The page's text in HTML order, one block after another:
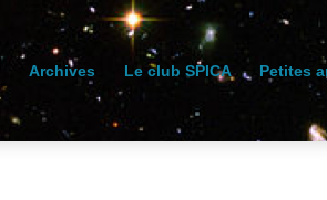
Archives Le club SPICA Petites